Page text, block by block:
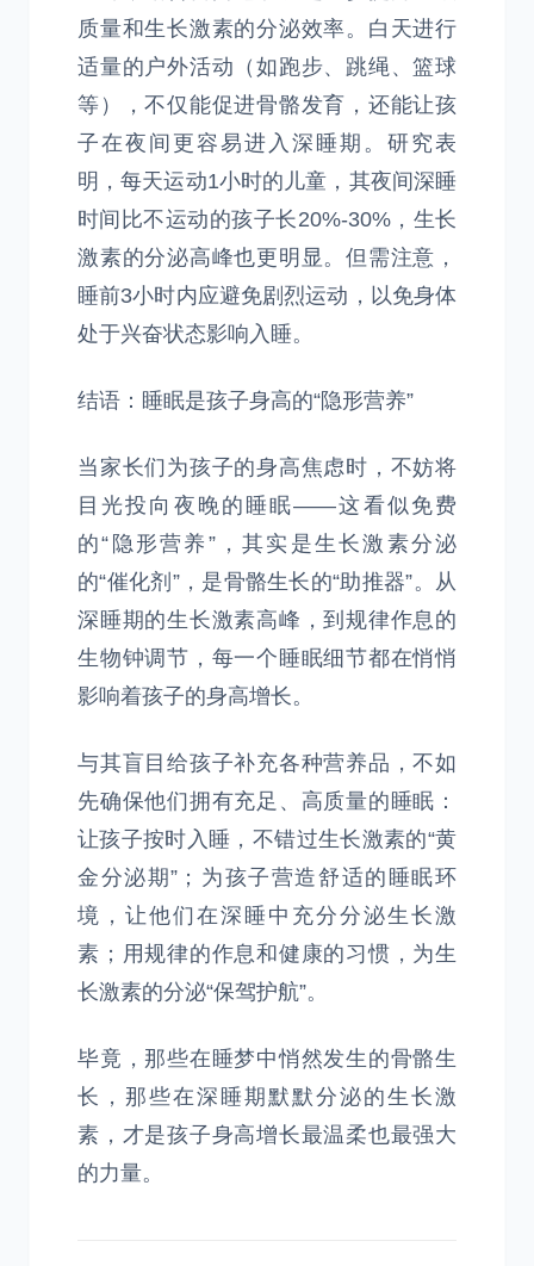
质量和生长激素的分泌效率。白天进行
适量的户外活动（如跑步、跳绳、篮球
等），不仅能促进骨骼发育，还能让孩
子在夜间更容易进入深睡期。研究表
明，每天运动1小时的儿童，其夜间深睡
时间比不运动的孩子长20%-30%，生长
激素的分泌高峰也更明显。但需注意，
睡前3小时内应避免剧烈运动，以免身体
处于兴奋状态影响入睡。
结语：睡眠是孩子身高的“隐形营养”
当家长们为孩子的身高焦虑时，不妨将
目光投向夜晚的睡眠——这看似免费
的“隐形营养”，其实是生长激素分泌
的“催化剂”，是骨骼生长的“助推器”。从
深睡期的生长激素高峰，到规律作息的
生物钟调节，每一个睡眠细节都在悄悄
影响着孩子的身高增长。
与其盲目给孩子补充各种营养品，不如
先确保他们拥有充足、高质量的睡眠：
让孩子按时入睡，不错过生长激素的“黄
金分泌期”；为孩子营造舒适的睡眠环
境，让他们在深睡中充分分泌生长激
素；用规律的作息和健康的习惯，为生
长激素的分泌“保驾护航”。
毕竟，那些在睡梦中悄然发生的骨骼生
长，那些在深睡期默默分泌的生长激
素，才是孩子身高增长最温柔也最强大
的力量。